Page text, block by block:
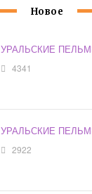
Новое
УРАЛЬСКИЕ
4341
УРАЛЬСКИЕ
2922